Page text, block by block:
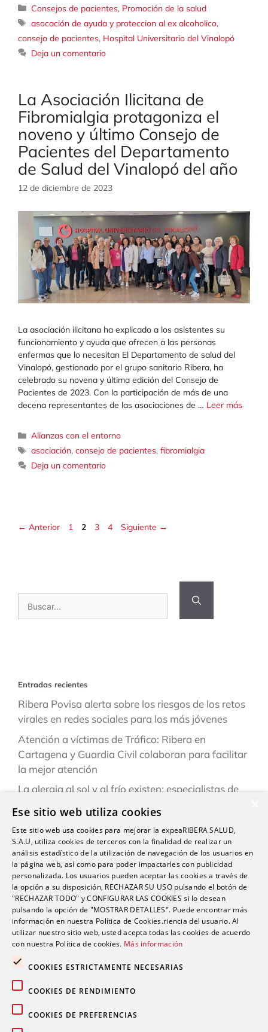
Categorías
Consejos de pacientes, Promoción de la salud
Etiquetas
asocación de ayuda y proteccion al ex alcoholico,
consejo de pacientes, Hospital Universitario del Vinalopó
Deja un comentario
La Asociación Ilicitana de
Fibromialgia protagoniza el
noveno y último Consejo de
Pacientes del Departamento
de Salud del Vinalopó del año
12 de diciembre de 2023
La asociación ilicitana ha explicado a los asistentes su
funcionamiento y ayuda que ofrecen a las personas
enfermas que lo necesitan El Departamento de salud del
Vinalopó, gestionado por el grupo sanitario Ribera, ha
celebrado su novena y última edición del Consejo de
Pacientes de 2023. Con la participación de más de una
decena representantes de las asociaciones de … Leer más
Categorías
Alianzas con el entorno
Etiquetas
asociación,consejo de pacientes,fibromialgia
Deja un comentario
← Anterior Página
1 Página
2 Página
3 Página
4 Siguiente →
Entradas recientes
Ribera Povisa alerta sobre los riesgos de los retos
virales en redes sociales para los más jóvenes
Atención a víctimas de Tráfico: Ribera en
Cartagena y Guardia Civil colaboran para facilitar
la mejor atención
La alergia al sol y al frío existen: especialistas de
este verano
“Una persona puede estar infestada y contagiar a
otras durante semanas antes de darse cuenta de
que tiene sarna”
Ardor, hinchazón o dolor abdominal: los síntomas
del sistema Digestivo que no siempre son
inofensivos
Comentarios recientes
Ese sitio web utiliza cookies
Este sitio web usa cookies para mejorar la expeaRIBERA SALUD,
S.A.U, utiliza cookies de terceros con la finalidad de realizar un
análisis estadístico de la utilización de navegación de los usuarios en
la página web, así como para poder impactarles con publicidad
personalizada. Los usuarios pueden aceptar las cookies a través de
la opción a su disposición, RECHAZAR SU USO pulsando el botón de
"RECHAZAR TODO" y CONFIGURAR LAS COOKIES si lo desean
pulsando la opción de "MOSTRAR DETALLES". Puede encontrar más
información en nuestra Política de Cookies.riencia del usuario. Al
utilizar nuestro sitio web, usted acepta todas las cookies de acuerdo
con nuestra Política de cookies. Más información
COOKIES ESTRICTAMENTE NECESARIAS
COOKIES DE RENDIMIENTO
COOKIES DE PREFERENCIAS